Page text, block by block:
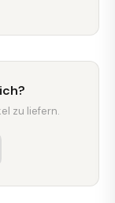
zu liefern.